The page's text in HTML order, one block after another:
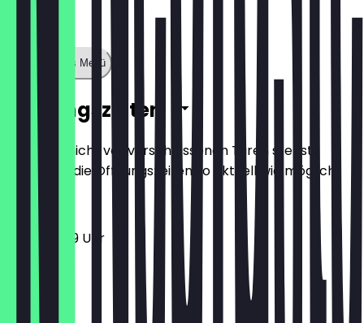
Zeige ganzes Menü
Öffnungszeiten
Damit du nicht vor verschlossenen Türen stehst,
halten wir die Öffnungszeiten so aktuell wie möglich.
11:30 - 23:59 Uhr
Montag
Dienstag